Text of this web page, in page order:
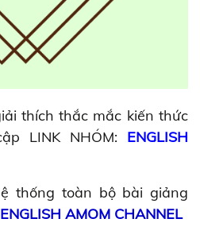
thích thắc mắc kiến thức
LINK NHÓM: ENGLISH
thống toàn bộ bài giảng
ENGLISH AMOM CHANNEL